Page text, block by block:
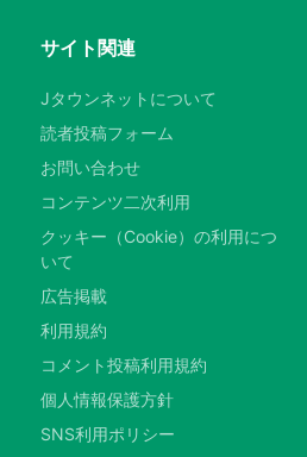
サイト関連
Jタウンネットについて
読者投稿フォーム
お問い合わせ
コンテンツ二次利用
クッキー（Cookie）の利用につ
いて
広告掲載
利用規約
コメント投稿利用規約
個人情報保護方針
SNS利用ポリシー